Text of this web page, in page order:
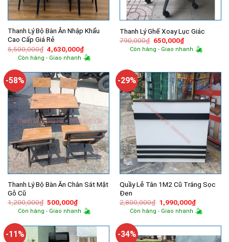
Thanh Lý Bộ Bàn Ăn Nhập Khẩu
Cao Cấp Giá Rẻ
5,500,000₫ Giá
gốc
là:
4,630,000₫Giá
hiện
tại
4,630,000₫.
Còn hàng - Giao nhanh
Thanh Lý Ghế Xoay Lục Giác
790,000₫ Giá
gốc
là:
650,000₫Giá
hiện
tại
Còn hàng - Giao nhanh
-58%
Thanh Lý Bộ Bàn Ăn Chân Sắt Mặt
Gỗ Cũ
1,200,000₫ Giá
gốc
là:
500,000₫Giá
hiện
tại
500,000₫.
Còn hàng - Giao nhanh
-29%
Quầy Lễ Tân 1M2 Cũ Trắng Sọc
Đen
2,800,000₫ Giá
gốc
là:
1,990,000₫Giá
hiện
tại
Còn hàng - Giao nhanh
-11% -34%